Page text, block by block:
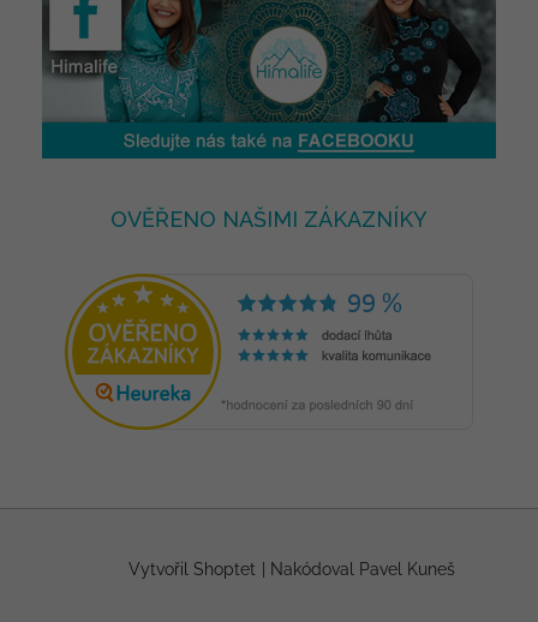
OVĚŘENO NAŠIMI ZÁKAZNÍKY
Vytvořil Shoptet Nakódoval Pavel Kuneš